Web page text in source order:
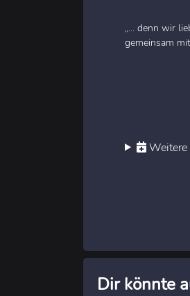
„… denn wir
gemeinsam
Weitere
Dir könnte